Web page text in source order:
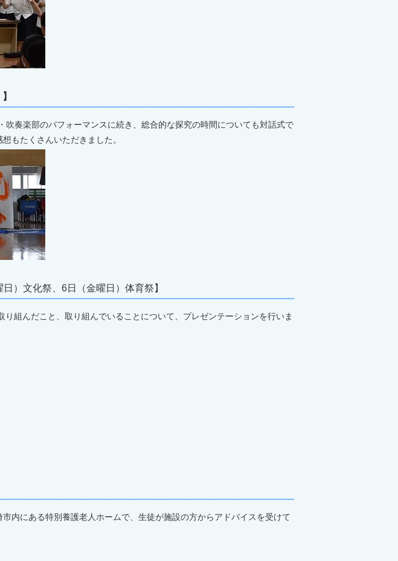
奏楽部のパフォーマンスに続き、総合的な探究の時間についても対話式で
もたくさんいただきました。
日）文化祭、6日（金曜日）体育祭】
組んだこと、取り組んでいることについて、プレゼンテーションを行いま
内にある特別養護老人ホームで、生徒が施設の方からアドバイスを受けて